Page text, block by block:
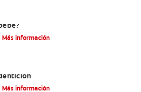
Más información
Más información